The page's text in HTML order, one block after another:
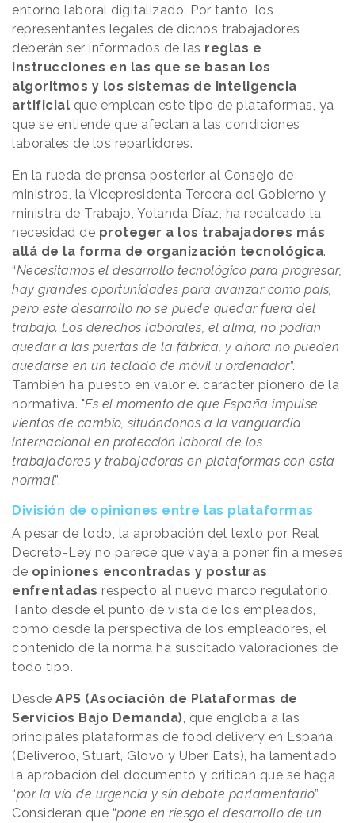
entorno laboral digitalizado. Por tanto, los
representantes legales de dichos trabajadores
deberán ser informados de las reglas e
instrucciones en las que se basan los
algoritmos y los sistemas de inteligencia
artificial que emplean este tipo de plataformas, ya
que se entiende que afectan a las condiciones
laborales de los repartidores.
En la rueda de prensa posterior al Consejo de
ministros, la Vicepresidenta Tercera del Gobierno y
ministra de Trabajo, Yolanda Díaz, ha recalcado la
necesidad de proteger a los trabajadores más
allá de la forma de organización tecnológica.
“Necesitamos el desarrollo tecnológico para progresar,
hay grandes oportunidades para avanzar como país,
pero este desarrollo no se puede quedar fuera del
trabajo. Los derechos laborales, el alma, no podían
quedar a las puertas de la fábrica, y ahora no pueden
quedarse en un teclado de móvil u ordenador”.
También ha puesto en valor el carácter pionero de la
normativa. "Es el momento de que España impulse
vientos de cambio, situándonos a la vanguardia
internacional en protección laboral de los
trabajadores y trabajadoras en plataformas con esta
normal”.
División de opiniones entre las plataformas
A pesar de todo, la aprobación del texto por Real
Decreto-Ley no parece que vaya a poner fin a meses
de opiniones encontradas y posturas
enfrentadas respecto al nuevo marco regulatorio.
Tanto desde el punto de vista de los empleados,
como desde la perspectiva de los empleadores, el
contenido de la norma ha suscitado valoraciones de
todo tipo.
Desde APS (Asociación de Plataformas de
Servicios Bajo Demanda), que engloba a las
principales plataformas de food delivery en España
(Deliveroo, Stuart, Glovo y Uber Eats), ha lamentado
la aprobación del documento y critican que se haga
“por la vía de urgencia y sin debate parlamentario”.
Consideran que “pone en riesgo el desarrollo de un